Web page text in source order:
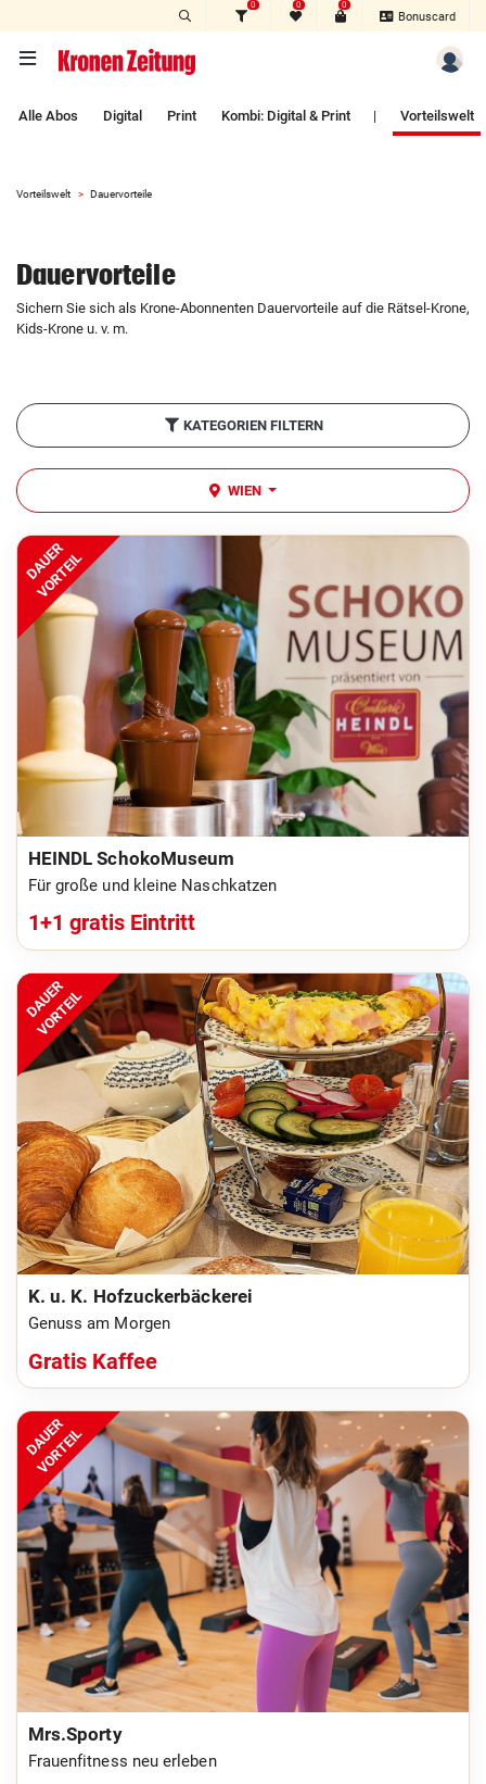
0 0 0
Bonuscard
Alle Abos Digital Print Kombi: Digital & Print | Vorteilswelt
Vorteilswelt Dauervorteile
Dauervorteile
Sichern Sie sich als Krone-Abonnenten Dauervorteile auf die Rätsel-Krone,
Kids-Krone u. v. m.
KATEGORIEN FILTERN
WIEN
DAUER
VORTEIL
HEINDL SchokoMuseum
Für große und kleine Naschkatzen
1+1 gratis Eintritt
DAUER
VORTEIL
K. u. K. Hofzuckerbäckerei
Genuss am Morgen
Gratis Kaffee
DAUER
VORTEIL
Mrs.Sporty
Frauenfitness neu erleben